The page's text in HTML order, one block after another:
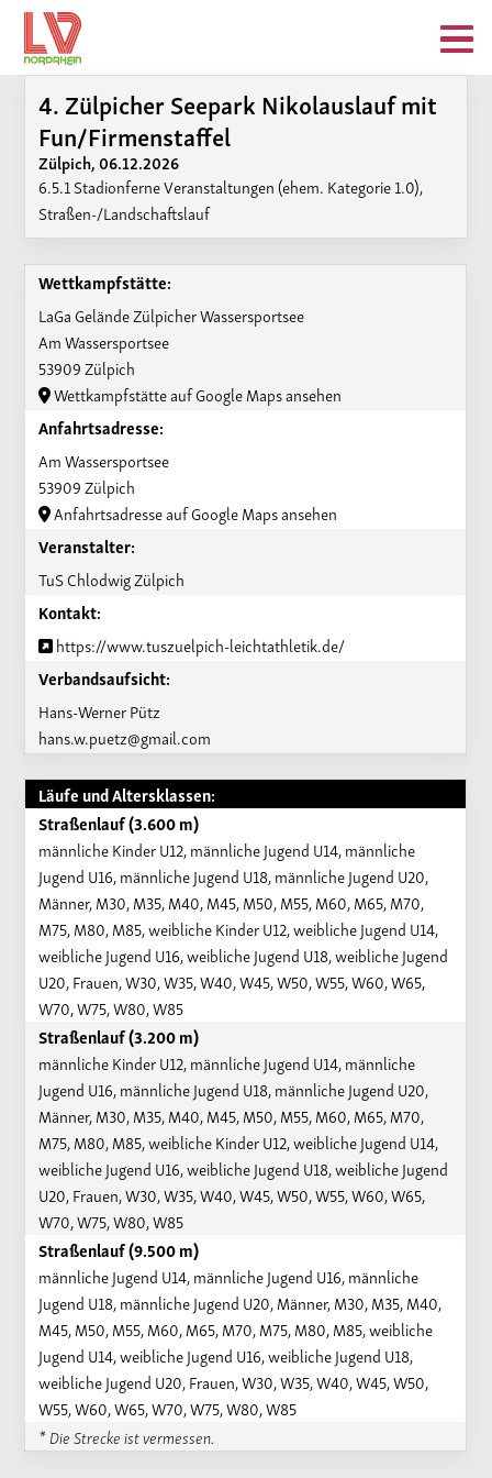
4. Zülpicher Seepark Nikolauslauf mit
Fun/Firmenstaffel
Zülpich, 06.12.2026
6.5.1 Stadionferne Veranstaltungen (ehem. Kategorie 1.0),
Straßen-/Landschaftslauf
Wettkampfstätte:
LaGa Gelände Zülpicher Wassersportsee
Am Wassersportsee
53909 Zülpich
Wettkampfstätte auf Google Maps ansehen
Anfahrtsadresse:
Am Wassersportsee
53909 Zülpich
Anfahrtsadresse auf Google Maps ansehen
Veranstalter:
TuS Chlodwig Zülpich
Kontakt:
https://www.tuszuelpich-leichtathletik.de/
Verbandsaufsicht:
Hans-Werner Pütz
hans.w.puetz@gmail.com
Läufe und Altersklassen:
Straßenlauf (3.600 m)
männliche Kinder U12, männliche Jugend U14, männliche
Jugend U16, männliche Jugend U18, männliche Jugend U20,
Männer, M30, M35, M40, M45, M50, M55, M60, M65, M70,
M75, M80, M85, weibliche Kinder U12, weibliche Jugend U14,
weibliche Jugend U16, weibliche Jugend U18, weibliche Jugend
U20, Frauen, W30, W35, W40, W45, W50, W55, W60, W65,
W70, W75, W80, W85
Straßenlauf (3.200 m)
männliche Kinder U12, männliche Jugend U14, männliche
Jugend U16, männliche Jugend U18, männliche Jugend U20,
Männer, M30, M35, M40, M45, M50, M55, M60, M65, M70,
M75, M80, M85, weibliche Kinder U12, weibliche Jugend U14,
weibliche Jugend U16, weibliche Jugend U18, weibliche Jugend
U20, Frauen, W30, W35, W40, W45, W50, W55, W60, W65,
W70, W75, W80, W85
Straßenlauf (9.500 m)
männliche Jugend U14, männliche Jugend U16, männliche
Jugend U18, männliche Jugend U20, Männer, M30, M35, M40,
M45, M50, M55, M60, M65, M70, M75, M80, M85, weibliche
Jugend U14, weibliche Jugend U16, weibliche Jugend U18,
weibliche Jugend U20, Frauen, W30, W35, W40, W45, W50,
W55, W60, W65, W70, W75, W80, W85
* Die Strecke ist vermessen.